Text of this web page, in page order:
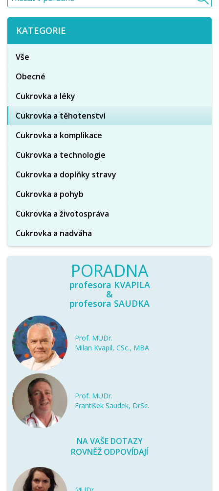
KATEGORIE
Vše
Obecné
Cukrovka a léky
Cukrovka a těhotenství
Cukrovka a komplikace
Cukrovka a technologie
Cukrovka a doplňky stravy
Cukrovka a pohyb
Cukrovka a životospráva
Cukrovka a nadváha
PORADNA
profesora KVAPILA
&
profesora SAUDKA
Prof. MUDr.
Milan Kvapil, CSc., MBA
Prof. MUDr.
František Saudek, DrSc.
NA VAŠE DOTAZY
ROVNĚŽ ODPOVÍDAJÍ